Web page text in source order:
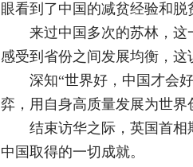
眼看到了中国的减贫经验和脱
来过中国多次的苏林，
感受到省份之间发展均衡，
深知“世界好，中国才会
弈，用自身高质量发展为世界
结束访华之际，英国首相
中国取得的一切成就。